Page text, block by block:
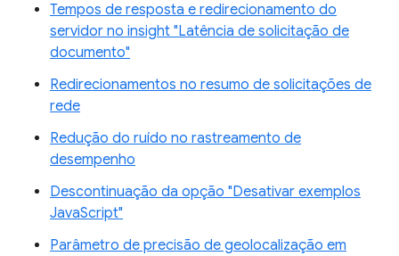
Tempos de resposta e redirecionamento do
servidor no insight "Latência de solicitação de
documento"
Redirecionamentos no resumo de solicitações de
rede
Redução do ruído no rastreamento de
desempenho
Descontinuação da opção "Desativar exemplos
JavaScript"
Parâmetro de precisão de geolocalização em